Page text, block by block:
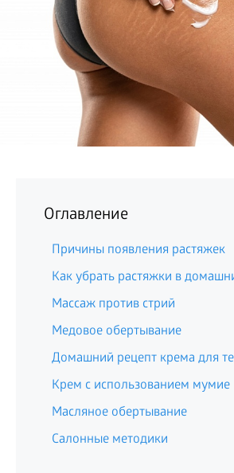
Оглавление
Причины появления растяжек
Как убрать растяжки в
Массаж против стрий
Медовое обертывание
Домашний рецепт крема для
Крем с использованием мумие
Масляное обертывание
Салонные методики